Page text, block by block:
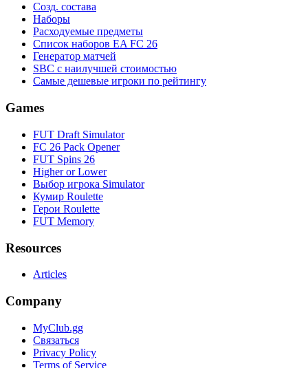
Созд. состава
Наборы
Расходуемые предметы
Список наборов EA FC 26
Генератор матчей
SBC с наилучшей стоимостью
Самые дешевые игроки по рейтингу
Games
FUT Draft Simulator
FC 26 Pack Opener
FUT Spins 26
Higher or Lower
Выбор игрока Simulator
Кумир Roulette
Герои Roulette
FUT Memory
Resources
Articles
Company
MyClub.gg
Связаться
Privacy Policy
Terms of Service